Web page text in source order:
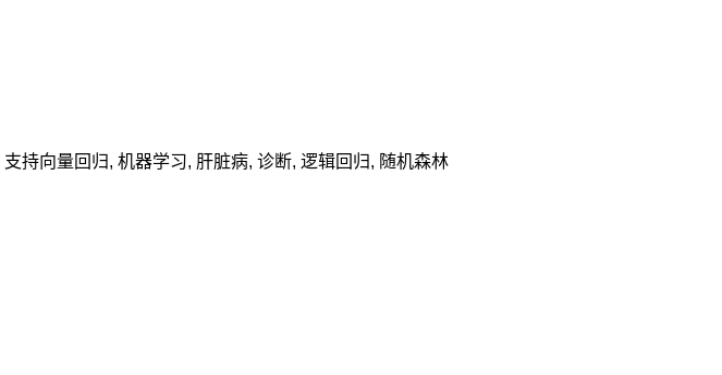
支持向量回归, 机器学习, 肝脏病, 诊断, 逻辑回归, 随机森林